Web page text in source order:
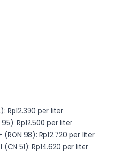
Rp12.390 per liter
Rp12.500 per liter
(RON 98): Rp12.720 per liter
(CN 51): Rp14.620 per liter